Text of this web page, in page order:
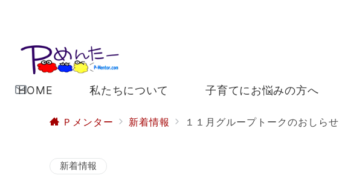
HOME 私たちについて 子育てにお悩みの方へ
Ｐメンター 新着情報 １１月グループトークのおしらせ
新着情報